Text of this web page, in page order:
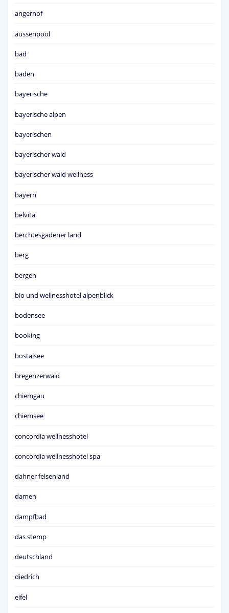
angerhof
aussenpool
bad
baden
bayerische
bayerische alpen
bayerischen
bayerischer wald
bayerischer wald wellness
bayern
belvita
berchtesgadener land
berg
bergen
bio und wellnesshotel alpenblick
bodensee
booking
bostalsee
bregenzerwald
chiemgau
chiemsee
concordia wellnesshotel
concordia wellnesshotel spa
dahner felsenland
damen
dampfbad
das stemp
deutschland
diedrich
eifel